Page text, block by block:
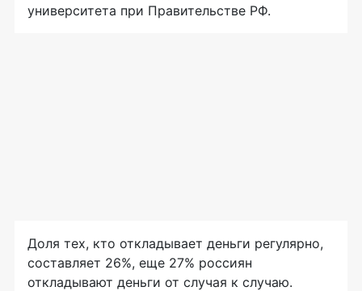
университета при Правительстве РФ.
Доля тех, кто откладывает деньги регулярно,
составляет 26%, еще 27% россиян
откладывают деньги от случая к случаю.